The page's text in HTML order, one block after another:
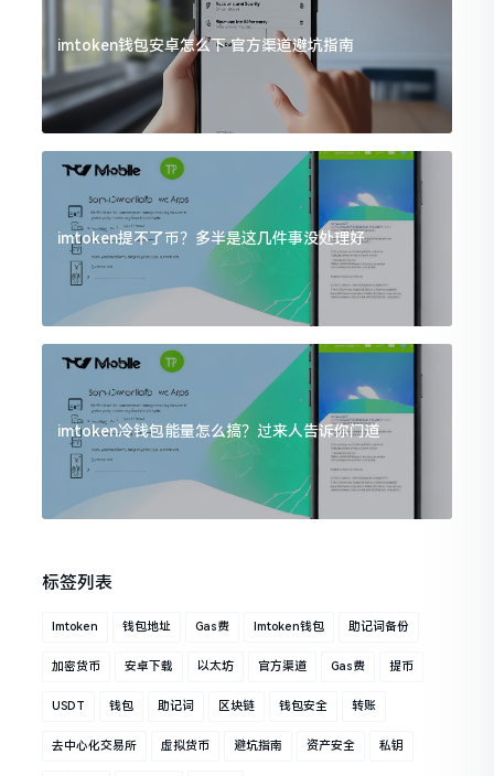
imtoken钱包安卓怎么下 官方渠道避坑指南
imtoken提不了币？多半是这几件事没处理好
imtoken冷钱包能量怎么搞？过来人告诉你门道
标签列表
Imtoken 钱包地址 Gas费 Imtoken钱包 助记词备份
加密货币 安卓下载 以太坊 官方渠道 Gas费 提币
USDT 钱包 助记词 区块链 钱包安全 转账
去中心化交易所 虚拟货币 避坑指南 资产安全 私钥